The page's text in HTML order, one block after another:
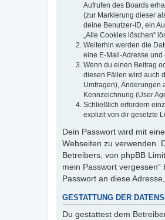
Aufrufen des Boards
(zur Markierung dieser
deine Benutzer-ID, ein
„Alle Cookies löschen“
Weiterhin werden die
eine E-Mail-Adresse und
Wenn du einen Beitrag
diesen Fällen wird auch
Umfragen), Änderungen
Kennzeichnung (User
Schließlich erfordern
explizit von dir gesetzte
Dein Passwort wird mit
Webseiten zu verwenden.
Betreibers, von phpBB
mein Passwort
Passwort an diese
GESTATTUNG DER
Du gestattest dem